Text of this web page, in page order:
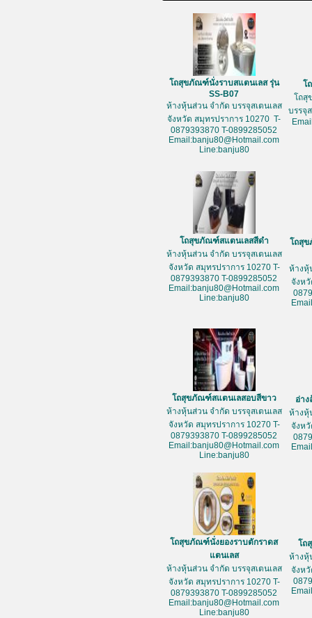
โถสุขภัณฑ์นั่งราบสแตนเลส รุ่น
SS-B07
ห้างหุ้นส่วน จำกัด บรรจุสเตนเลส
จังหวัด สมุทรปราการ 10270 T-
0879393870 T-0899285052
Email:banju80@Hotmail.com
Line:banju80
โ
โถสุ
บรรจุ
โถสุขภัณฑ์สแตนเลสสีดำ
ห้างหุ้นส่วน จำกัด บรรจุสเตนเลส
จังหวัด สมุทรปราการ 10270 T-
0879393870 T-0899285052
Email:banju80@Hotmail.com
Line:banju80
โถสุ
ห้างหุ้
จังห
โถสุขภัณฑ์สแตนเลสอบสีขาว
ห้างหุ้นส่วน จำกัด บรรจุสเตนเลส
จังหวัด สมุทรปราการ 10270 T-
0879393870 T-0899285052
Email:banju80@Hotmail.com
Line:banju80
อ่า
ห้างหุ้
จังห
โถสุขภัณฑ์นั่งยองราบตักราดส
แตนเลส
ห้างหุ้นส่วน จำกัด บรรจุสเตนเลส
จังหวัด สมุทรปราการ 10270 T-
0879393870 T-0899285052
Email:banju80@Hotmail.com
Line:banju80
โถ
ห้างหุ้
จังห